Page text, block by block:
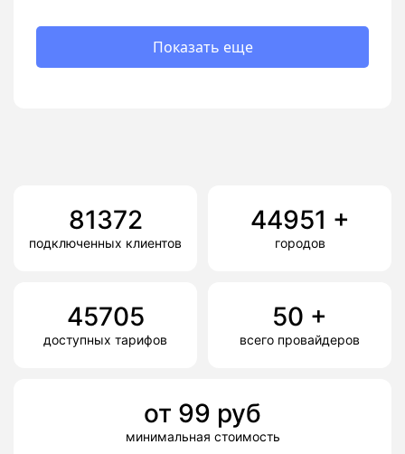
Показать еще
81372
подключенных клиентов
44951 +
городов
45705
доступных тарифов
50 +
всего провайдеров
от 99 руб
минимальная стоимость